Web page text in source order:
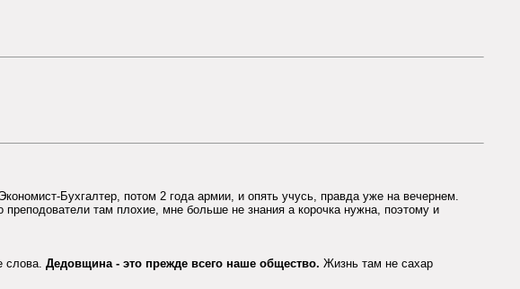
Бухгалтер, потом 2 года армии, и опять учусь, правда уже на вечернем.
там плохие, мне больше не знания а корочка нужна, поэтому и
слова. Дедовщина - это прежде всего наше общество. Жизнь там не сахар